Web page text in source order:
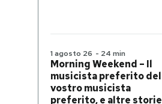
1 agosto 26 - 24 min
Morning Weekend – Il
musicista preferito del
vostro musicista
preferito, e altre storie